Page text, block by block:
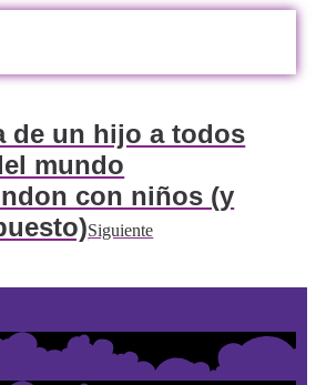
de un hijo a todos
mundo
con niños (y
Siguiente